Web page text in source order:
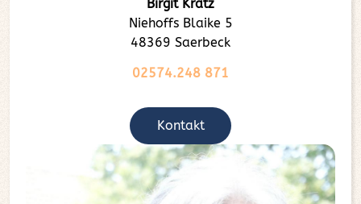
Birgit Kratz
Niehoffs Blaike 5
48369 Saerbeck
02574.248 871
Kontakt